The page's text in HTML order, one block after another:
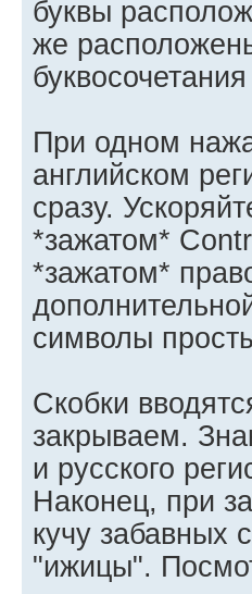
буквы
же
При одном
английском
сразу.
*зажатом*
*зажатом*
символы
Скобки
закрываем.
и русского
Наконец, при
кучу забавных
"ижицы".